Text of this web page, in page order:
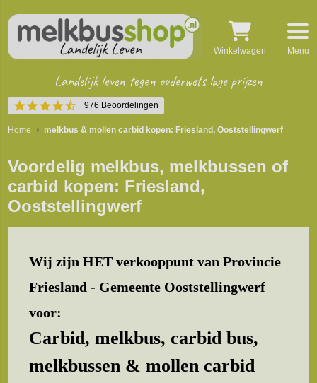
4.5
star
rating
976 Beoordelingen
Landelijk leven tegen ouderwets lage prijzen
Winkelwagen Menu
Home melkbus & mollen carbid kopen: Friesland, Ooststellingwerf
Voordelig melkbus, melkbussen of
carbid kopen: Friesland,
Ooststellingwerf
Wij zijn HET verkooppunt van Provincie
Friesland - Gemeente Ooststellingwerf
voor:
Carbid, melkbus, carbid bus,
melkbussen & mollen carbid